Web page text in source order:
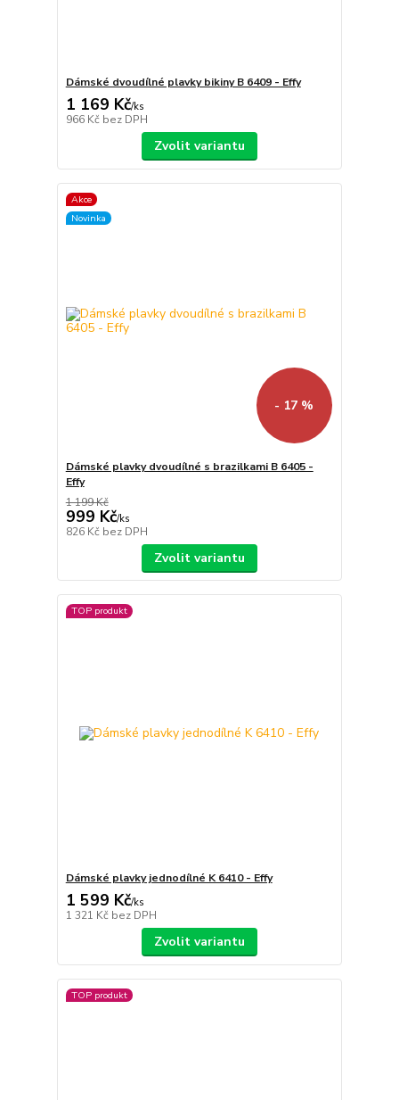
Dámské dvoudílné plavky bikiny B 6409 - Effy
1 169 Kč/ks
966 Kč bez DPH
Zvolit variantu
Akce
Novinka
- 17 %
Dámské plavky dvoudílné s brazilkami B 6405 -
Effy
1 199 Kč
999 Kč/ks
826 Kč bez DPH
Zvolit variantu
TOP produkt
Dámské plavky jednodílné K 6410 - Effy
1 599 Kč/ks
1 321 Kč bez DPH
Zvolit variantu
TOP produkt